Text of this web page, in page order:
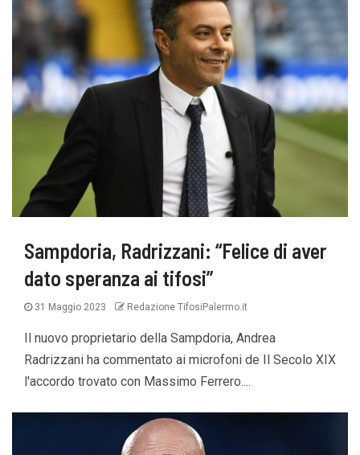
Sampdoria, Radrizzani: “Felice di aver
dato speranza ai tifosi”
31 Maggio 2023 Redazione TifosiPalermo.it
Il nuovo proprietario della Sampdoria, Andrea
Radrizzani ha commentato ai microfoni de Il Secolo XIX
l'accordo trovato con Massimo Ferrero....